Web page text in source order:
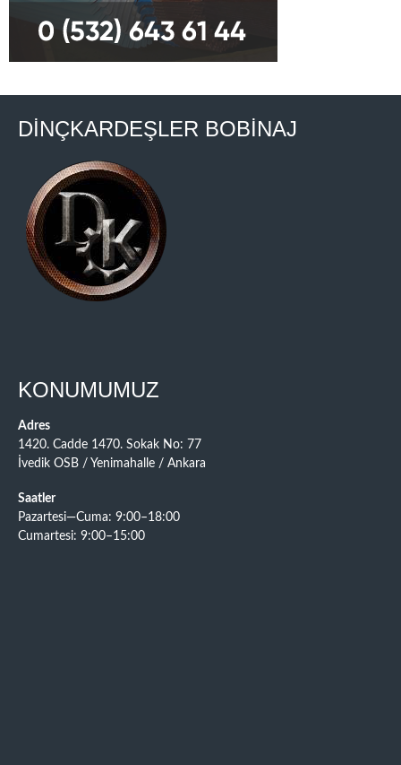
DİNÇKARDEŞLER BOBİNAJ
KONUMUMUZ
Adres
1420. Cadde 1470. Sokak No: 77
İvedik OSB / Yenimahalle / Ankara
Saatler
Pazartesi—Cuma: 9:00–18:00
Cumartesi: 9:00–15:00